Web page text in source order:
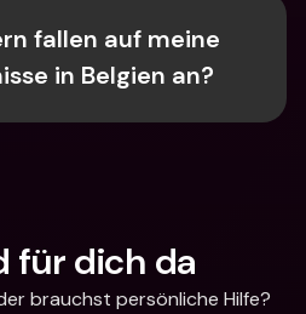
fallen auf meine
in Belgien an?
für dich da
brauchst persönliche Hilfe?